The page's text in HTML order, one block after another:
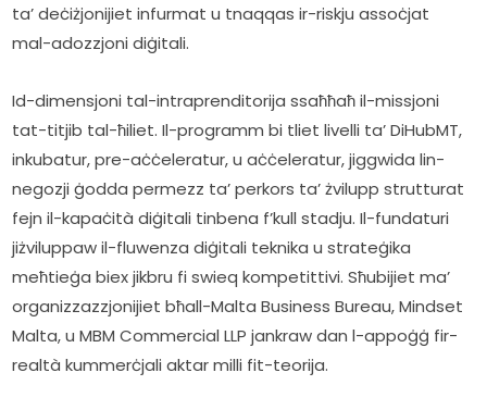
ta’ deċiżjonijiet infurmat u tnaqqas ir-riskju assoċjat
mal-adozzjoni diġitali.
Id-dimensjoni tal-intraprenditorija ssaħħaħ il-missjoni
tat-titjib tal-ħiliet. Il-programm bi tliet livelli ta’ DiHubMT,
inkubatur, pre-aċċeleratur, u aċċeleratur, jiggwida lin-
negozji ġodda permezz ta’ perkors ta’ żvilupp strutturat
fejn il-kapaċità diġitali tinbena f’kull stadju. Il-fundaturi
jiżviluppaw il-fluwenza diġitali teknika u strateġika
meħtieġa biex jikbru fi swieq kompetittivi. Sħubijiet ma’
organizzazzjonijiet bħall-Malta Business Bureau, Mindset
Malta, u MBM Commercial LLP jankraw dan l-appoġġ fir-
realtà kummerċjali aktar milli fit-teorija.